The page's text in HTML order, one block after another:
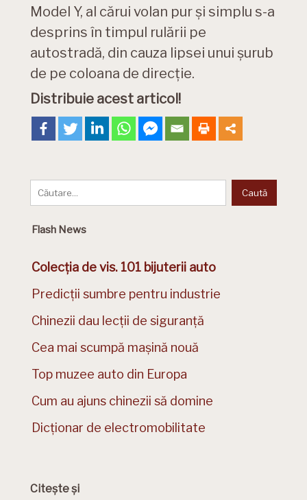
Model Y, al cărui volan pur și simplu s-a
desprins în timpul rulării pe
autostradă, din cauza lipsei unui șurub
de pe coloana de direcție.
Distribuie acest articol!
Flash News
Colecția de vis. 101 bijuterii auto
Predicții sumbre pentru industrie
Chinezii dau lecții de siguranță
Cea mai scumpă mașină nouă
Top muzee auto din Europa
Cum au ajuns chinezii să domine
Dicționar de electromobilitate
Citește și